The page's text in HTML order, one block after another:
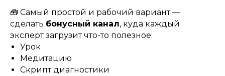
🧰 Самый простой и рабочий вариант —
сделать бонусный канал, куда каждый
эксперт загрузит что-то полезное:
Урок
Медитацию
Скрипт диагностики